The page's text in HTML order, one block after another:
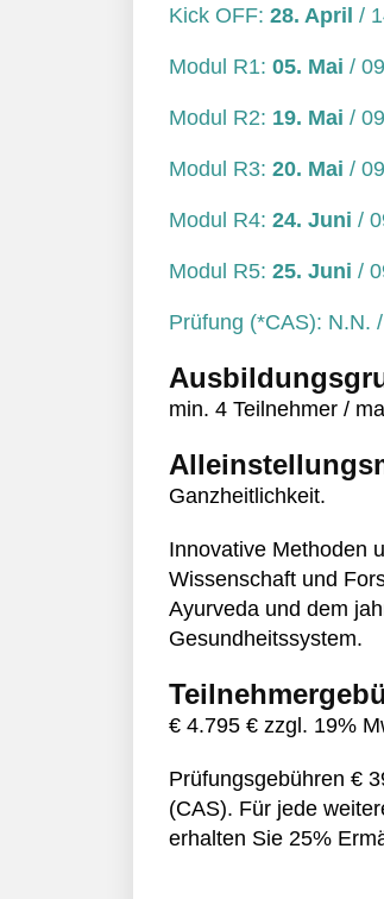
Kick OFF: 28. April /
Modul R1: 05. Mai /
Modul R2: 19. Mai /
Modul R3: 20. Mai /
Modul R4: 24. Juni /
Modul R5: 25. Juni /
Prüfung (*CAS): N.N.
min. 4 Teilnehmer /
Ganzheitlichkeit.
Innovative Methoden
Wissenschaft und
Ayurveda und dem
Gesundheitssystem.
€ 4.795 € zzgl. 19%
Prüfungsgebühren €
(CAS). Für jede
erhalten Sie 25%